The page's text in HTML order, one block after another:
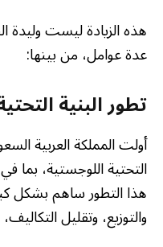
هذه الزيادة ليست
عدة عوامل، من بينها:
تطور البنية
أولت المملكة العربية
التحتية اللوجستية، بما
هذا التطور ساهم بشكل
والتوزيع، وتقليل